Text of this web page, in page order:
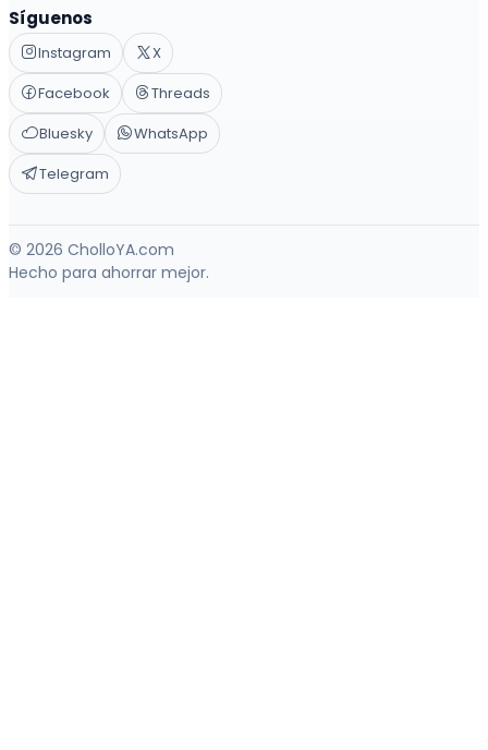
Síguenos
Instagram
X
Facebook
Threads
Bluesky
WhatsApp
Telegram
© 2026 CholloYA.com
Hecho para ahorrar mejor.